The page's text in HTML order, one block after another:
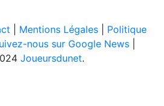
Mentions Légales
Politique
nous sur Google News
Joueursdunet.